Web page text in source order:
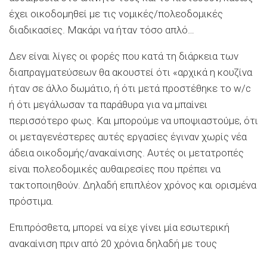
έχει οικοδομηθεί με τις νομικές/πολεοδομικές
διαδικασίες. Μακάρι να ήταν τόσο απλό…
Δεν είναι λίγες οι φορές που κατά τη διάρκεια των
διαπραγματεύσεων θα ακουστεί ότι «αρχικά η κουζίνα
ήταν σε άλλο δωμάτιο, ή ότι μετά προστέθηκε το w/c
ή ότι μεγάλωσαν τα παράθυρα για να μπαίνει
περισσότερο φως. Και μπορούμε να υποψιαστούμε, ότι
οι μεταγενέστερες αυτές εργασίες έγιναν χωρίς νέα
άδεια οικοδομής/ανακαίνισης. Αυτές οι μετατροπές
είναι πολεοδομικές αυθαιρεσίες που πρέπει να
τακτοποιηθούν. Δηλαδή επιπλέον χρόνος και ορισμένα
πρόστιμα.
Επιπρόσθετα, μπορεί να είχε γίνει μία εσωτερική
ανακαίνιση πριν από 20 χρόνια δηλαδή με τους